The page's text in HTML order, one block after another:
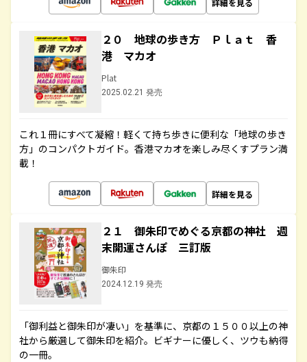
２０ 地球の歩き方 Ｐｌａｔ 香
港 マカオ
Plat
2025.02.21 発売
これ１冊にすべて凝縮！軽くて持ち歩きに便利な「地球の歩き
方」のコンパクトガイド。香港マカオを楽しみ尽くすプラン満
載！
詳細を見る
２１ 御朱印でめぐる京都の神社 週
末開運さんぽ 三訂版
御朱印
2024.12.19 発売
「御利益と御朱印が凄い」を基準に、京都の１５００以上の神
社から厳選して御朱印を紹介。ビギナーに優しく、ツウも納得
の一冊。